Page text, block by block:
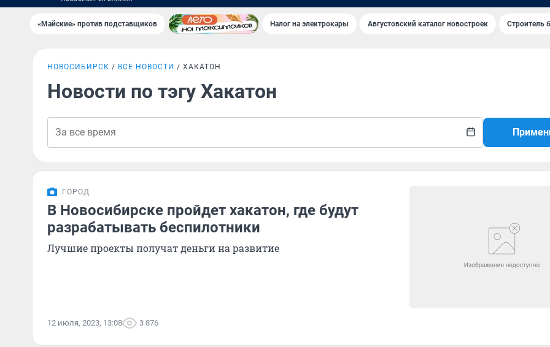
«Майские» против подставщиков Налог на электрокары Августовский каталог новостроек Строитель
НОВОСИБИРСК ВСЕ НОВОСТИ ХАКАТОН
Новости по тэгу Хакатон
ГОРОД
В Новосибирске пройдет хакатон, где будут
разрабатывать беспилотники
Лучшие проекты получат деньги на развитие
12 июля, 2023, 13:08 3 876